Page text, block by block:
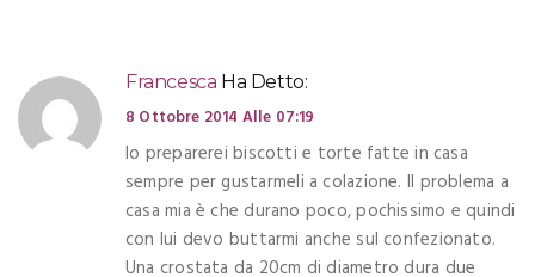
Francesca Ha Detto:
8 Ottobre 2014 Alle 07:19
Io preparerei biscotti e torte fatte in casa
sempre per gustarmeli a colazione. Il problema a
casa mia è che durano poco, pochissimo e quindi
con lui devo buttarmi anche sul confezionato.
Una crostata da 20cm di diametro dura due